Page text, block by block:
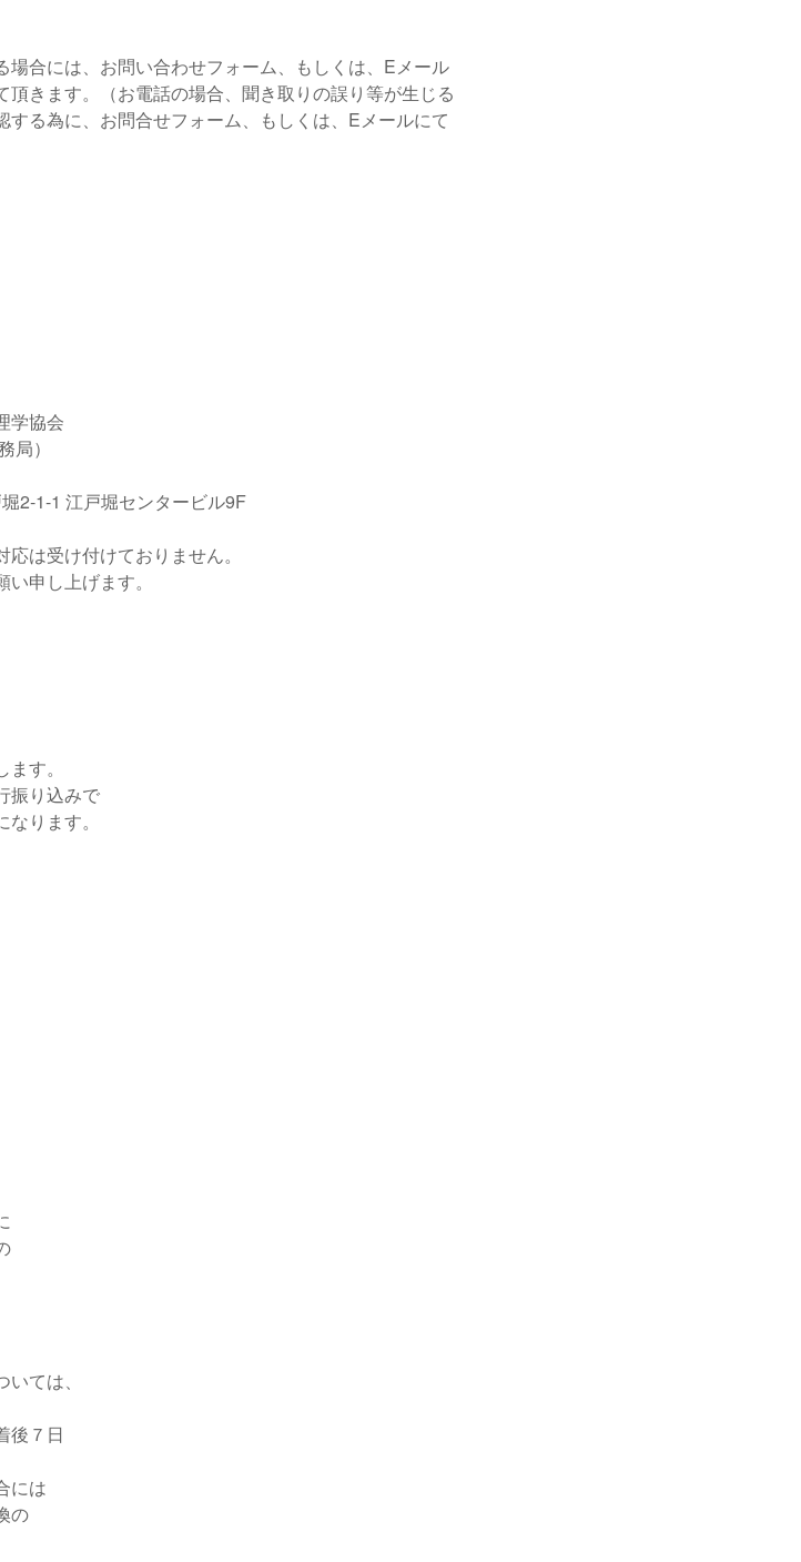
合には、お問い合わせフォーム、もしくは、Eメール
きます。（お電話の場合、聞き取りの誤り等が生じる
る為に、お問合せフォーム、もしくは、Eメールにて
学協会
局）
2-1-1 江戸堀センタービル9F
は受け付けておりません。
申し上げます。
す。
振り込みで
ります。
ては、
後７日
には
の